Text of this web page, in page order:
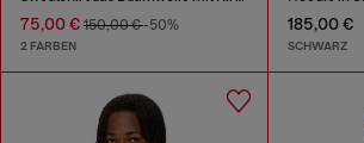
75,00 € 150,00 €-50%
2 FARBEN
185,00 €
SCHWARZ